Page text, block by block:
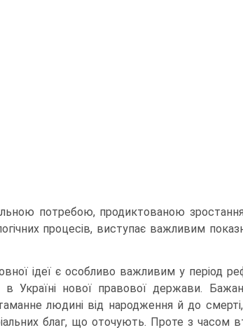
потребою, продик­тованою
процесів, виступає важливим
ідеї є особливо важливим у період
в Україні нової правової держави.
людині від народження й до
благ, що оточують. Проте з часом